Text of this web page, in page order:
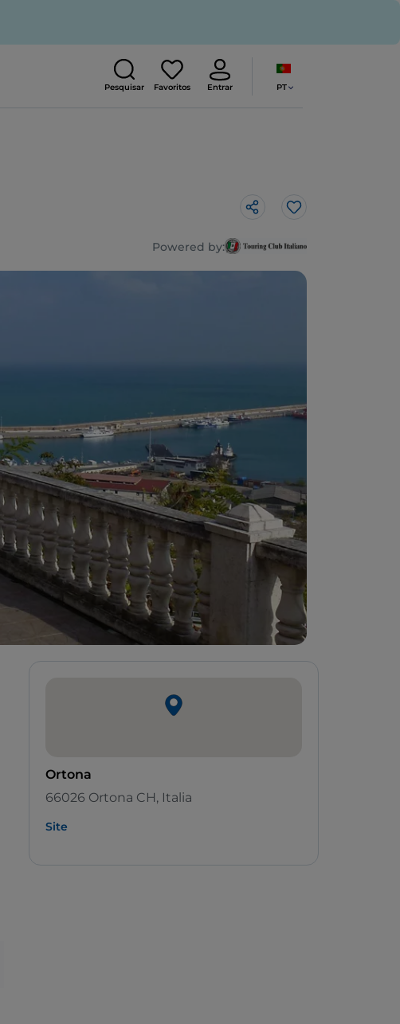
Pesquisar Favoritos Entrar PT
Gosto
Powered by:
Ortona
66026 Ortona CH, Italia
Site